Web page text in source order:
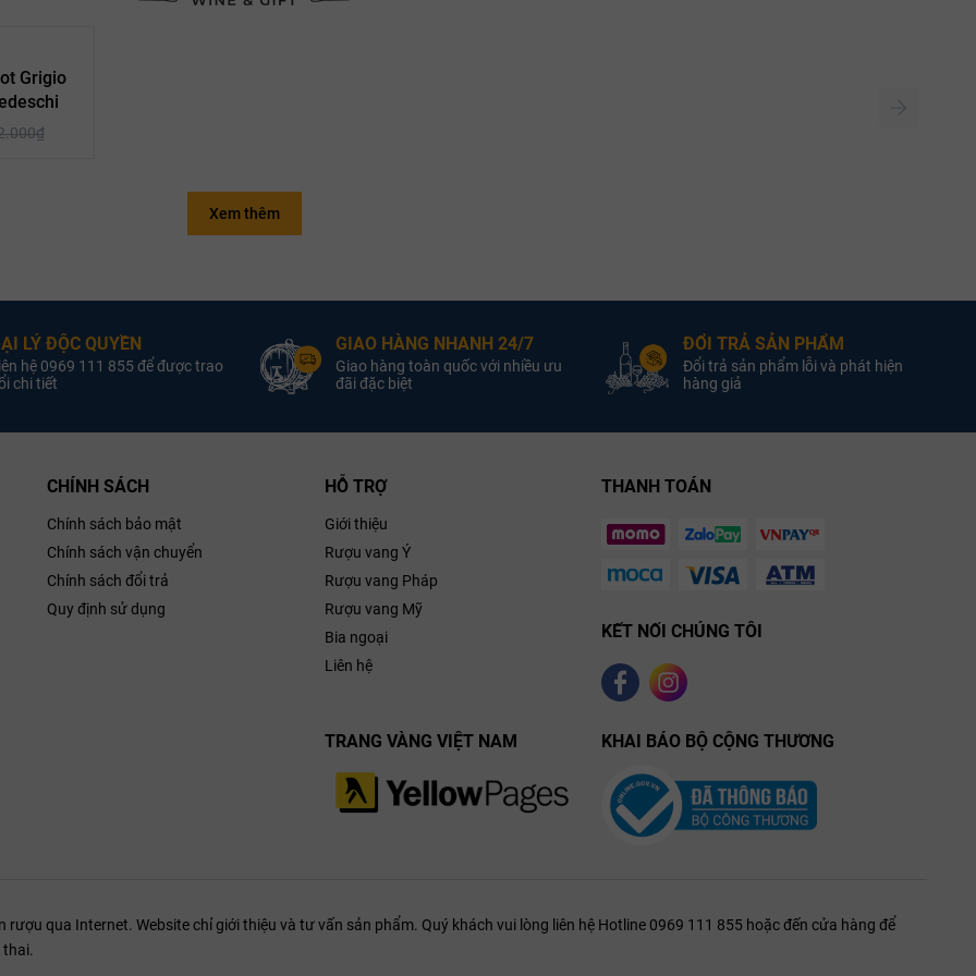
Grigio
độ:
tích:
Xem thêm
LÝ ĐỘC QUYỀN
hệ 0969 111 855 để được trao
chi tiết
GIAO HÀNG NHANH 24/7
Giao hàng toàn quốc với nhiều ưu
đãi đặc biệt
ĐỔI TRẢ SẢN PHẨM
Đổi trả sản phẩm lỗi và phát hiện
hàng giả
CHÍNH SÁCH
Chính sách bảo mật
Chính sách vận chuyển
Chính sách đổi trả
Quy định sử dụng
HỖ TRỢ
Giới thiệu
Rượu vang Ý
Rượu vang Pháp
Rượu vang Mỹ
Bia ngoại
Liên hệ
THANH TOÁN
KẾT NỐI CHÚNG TÔI
TRANG VÀNG VIỆT NAM KHAI BÁO BỘ CỘNG THƯƠNG
qua Internet. Website chỉ giới thiệu và tư vấn sản phẩm. Quý khách vui lòng liên hệ Hotline 0969 111 855 hoặc đến cửa hàng để